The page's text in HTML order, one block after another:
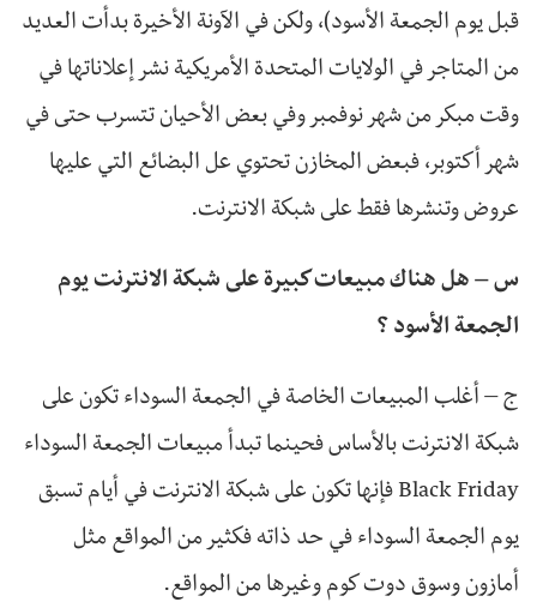
قبل يوم الجمعة الأسود)، ولكن في الآونة الأخيرة بدأت العديد
من المتاجر في الولايات المتحدة الأمريكية نشر إعلاناتها في
وقت مبكر من شهر نوفمبر وفي بعض الأحيان تتسرب حتى في
شهر أكتوبر، فبعض المخازن تحتوي عل البضائع التي عليها
عروض وتنشرها فقط على شبكة الانترنت.
س – هل هناك مبيعات كبيرة على شبكة الانترنت يوم
الجمعة الأسود ؟
ج – أغلب المبيعات الخاصة في الجمعة السوداء تكون على
شبكة الانترنت بالأساس فحينما تبدأ مبيعات الجمعة السوداء
Black Friday فإنها تكون على شبكة الانترنت في أيام تسبق
يوم الجمعة السوداء في حد ذاته فكثير من المواقع مثل
أمازون وسوق دوت كوم وغيرها من المواقع.